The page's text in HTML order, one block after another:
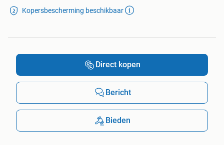
Kopersbescherming beschikbaar
Direct kopen
Bericht
Bieden